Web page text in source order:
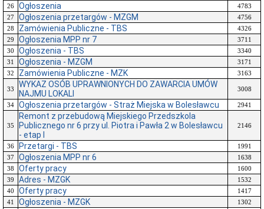
26
Ogłoszenia
4783
27
Ogłoszenia przetargów - MZGM
4756
28
Zamówienia Publiczne - TBS
4326
29
Ogłoszenia MPP nr 7
3711
30
Ogłoszenia - TBS
3340
31
Ogłoszenia - MZGM
3171
32
Zamówienia Publiczne - MZK 3163
33
WYKAZ OSÓB UPRAWNIONYCH DO ZAWARCIA UMÓW
NAJMU LOKALI
3008
34 Ogłoszenia przetargów - Straż Miejska w Bolesławcu 2941
35
Remont z przebudową Miejskiego Przedszkola
Publicznego nr 6 przy ul. Piotra i Pawła 2 w Bolesławcu
- etap I
2146
36 Przetargi - TBS
1991
37
Ogłoszenia MPP nr 6
1638
38
Oferty pracy
1600
39
Adres - MZGK
1532
40
Oferty pracy
1417
41
Ogłoszenia - MZGK 1302